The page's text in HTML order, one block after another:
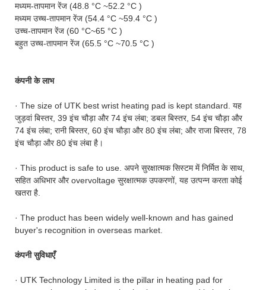
मध्यम-तापमान रेंज (48.8 °C ~52.2 °C )
मध्यम उच्च-तापमान रेंज (54.4 °C ~59.4 °C )
उच्च-तापमान रेंज (60 °C~65 °C )
बहुत उच्च-तापमान रेंज (65.5 °C ~70.5 °C )
कंपनी के लाभ
· The size of UTK best wrist heating pad is kept standard. यह
जुड़वां बिस्तर, 39 इंच चौड़ा और 74 इंच लंबा; डबल बिस्तर, 54 इंच चौड़ा और
74 इंच लंबा; रानी बिस्तर, 60 इंच चौड़ा और 80 इंच लंबा; और राजा बिस्तर, 78
इंच चौड़ा और 80 इंच लंबा है।
· This product is safe to use. अपने सुरक्षात्मक सिस्टम में निर्मित के साथ,
सहित अधिभार और overvoltage सुरक्षात्मक उपकरणों, यह उत्पन्न करता कोई
खतरा है.
· The product has been widely well-known and has gained
buyer's recognition in overseas market.
कंपनी सुविधाएँ
· UTK Technology Limited is the pillar in heating pad for